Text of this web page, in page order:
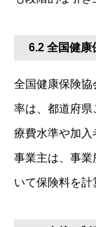
6.2 全国健康
全国健康保険
率は、都道府県
療費水準や加入
事業主は、事
いて保険料を計